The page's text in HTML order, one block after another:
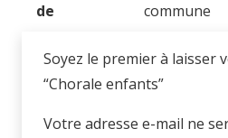
de
commune
Soyez le premier à laisser
“Chorale enfants”
Votre adresse e-mail ne